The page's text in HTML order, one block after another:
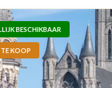
BESCHIKBAAR
TE KOOP